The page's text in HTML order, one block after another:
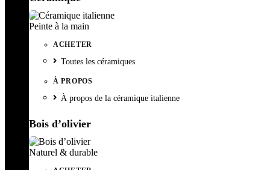
Peinte à la main
ACHETER
Toutes les céramiques
À PROPOS
À propos de la céramique italienne
Bois d’olivier
Naturel & durable